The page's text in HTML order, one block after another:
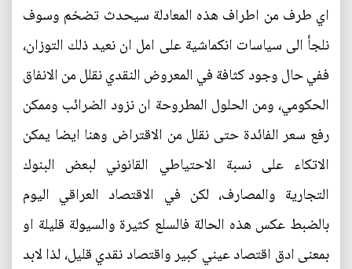
اي طرف من اطراف هذه المعادلة سيحدث تضخم وسوف
نلجأ الى سياسات انكماشية على امل ان نعيد ذلك التوزان،
ففي حال وجود كثافة في المعروض النقدي نقلل من الانفاق
الحكومي، ومن الحلول المطروحة ان نزود الضرائب وممكن
رفع سعر الفائدة حتى نقلل من الاقتراض وهنا ايضا يمكن
الاتكاء على نسبة الاحتياطي القانوني لبعض البنوك
التجارية والمصارف، لكن في الاقتصاد العراقي اليوم
بالضبط عكس هذه الحالة فالسلع كثيرة والسيولة قليلة او
بمعنى ادق اقتصاد عيني كبير واقتصاد نقدي قليل، لذا لابد